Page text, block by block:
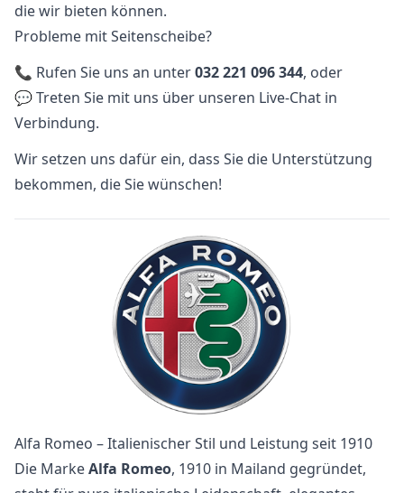
die wir bieten können.
Probleme mit Seitenscheibe?
📞 Rufen Sie uns an unter032 221 096 344, oder
💬 Treten Sie mit uns über unseren Live-Chat in
Verbindung.
Wir setzen uns dafür ein, dass Sie die Unterstützung
bekommen, die Sie wünschen!
Alfa Romeo – Italienischer Stil und Leistung seit 1910
Die MarkeAlfa Romeo, 1910 in Mailand gegründet,